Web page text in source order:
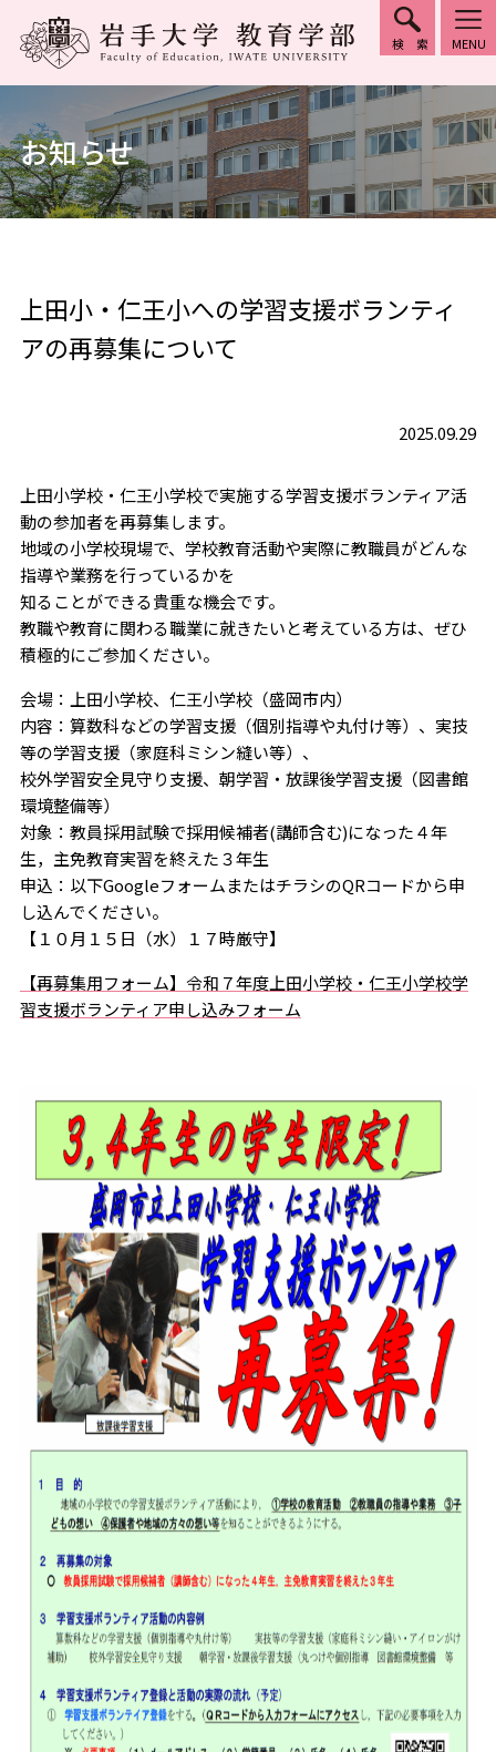
検索 MENU
お知らせ
上田小・仁王小への学習支援ボランティ
アの再募集について
2025.09.29
上田小学校・仁王小学校で実施する学習支援ボランティア活
動の参加者を再募集します。
地域の小学校現場で、学校教育活動や実際に教職員がどんな
指導や業務を行っているかを
知ることができる貴重な機会です。
教職や教育に関わる職業に就きたいと考えている方は、ぜひ
積極的にご参加ください。
会場：上田小学校、仁王小学校（盛岡市内）
内容：算数科などの学習支援（個別指導や丸付け等）、実技
等の学習支援（家庭科ミシン縫い等）、
校外学習安全見守り支援、朝学習・放課後学習支援（図書館
環境整備等）
対象：教員採用試験で採用候補者(講師含む)になった４年
生，主免教育実習を終えた３年生
申込：以下GoogleフォームまたはチラシのQRコードから申
し込んでください。
【１０月１５日（水）１７時厳守】
【再募集用フォーム】令和７年度上田小学校・仁王小学校学
習支援ボランティア申し込みフォーム